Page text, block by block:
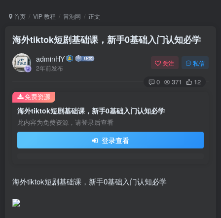
首页 VIP 教程 冒泡网 正文
海外tiktok短剧基础课，新手0基础入门认知必学
adminHY
2年前发布
关注 私信
0 371 12
海外tiktok短剧基础课，新手0基础入门认知必学
此内容为免费资源，请登录后查看
登录查看
免费资源
海外tiktok短剧基础课，新手0基础入门认知必学